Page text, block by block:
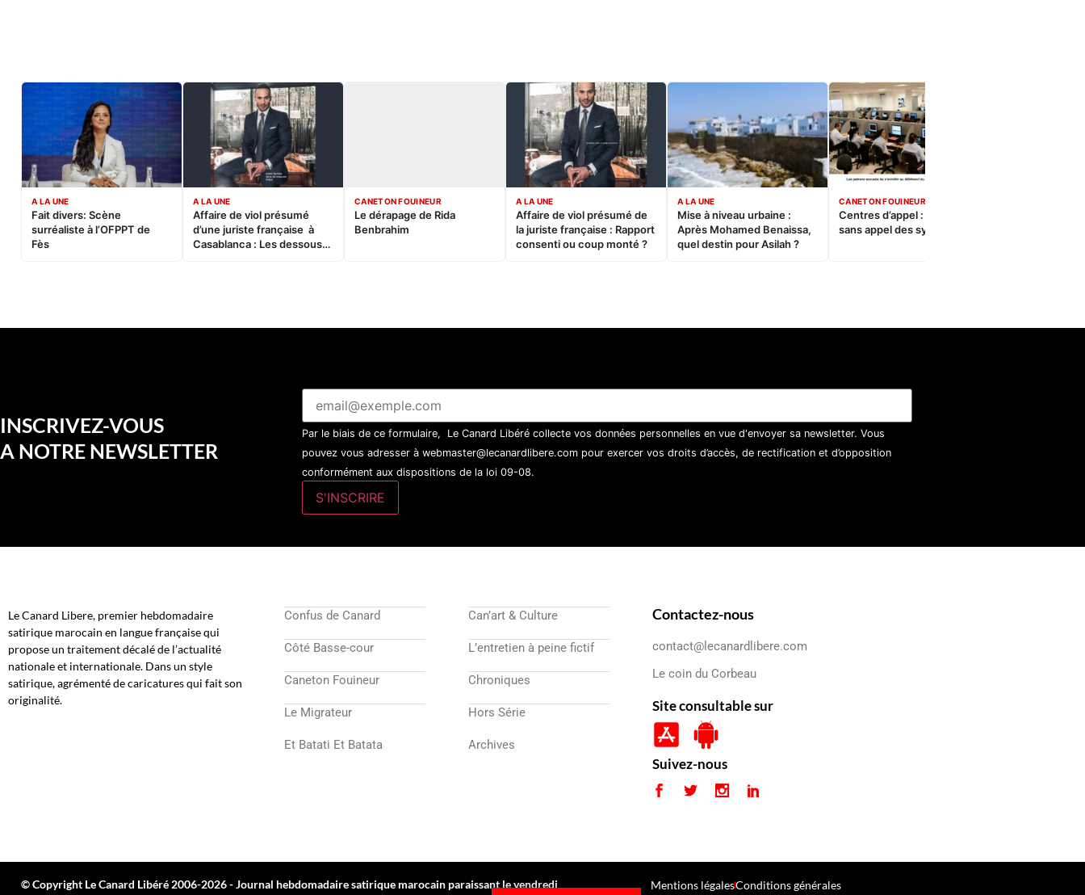
A LA UNE
Fait divers: Scène
surréaliste à l’OFPPT de
Fès
A LA UNE
Affaire de viol présumé
d’une juriste française à
Casablanca : Les dessous
CANETON FOUINEUR
Le dérapage de Rida
Benbrahim
A LA UNE
Affaire de viol présumé de
la juriste française : Rapport
consenti ou coup monté ?
A LA UNE
Mise à niveau urbaine :
Après Mohamed Benaissa,
quel destin pour Asilah ?
CANETON FOUINEUR
Centres d’appel : Le constat
sans appel des syndicats
INSCRIVEZ-VOUS
A NOTRE NEWSLETTER
Par le biais de ce formulaire, Le Canard Libéré collecte vos données personnelles en vue d'envoyer sa newsletter. Vous
pouvez vous adresser à webmaster@lecanardlibere.com pour exercer vos droits d’accès, de rectification et d’opposition
conformément aux dispositions de la loi 09-08.
Le Canard Libere, premier hebdomadaire
satirique marocain en langue française qui
propose un traitement décalé de l’actualité
nationale et internationale. Dans un style
satirique, agrémenté de caricatures qui fait son
originalité.
Confus de Canard
Côté Basse-cour
Caneton Fouineur
Le Migrateur
Et Batati Et Batata
Can’art & Culture
L’entretien à peine fictif
Chroniques
Hors Série
Archives
Contactez-nous
contact@lecanardlibere.com
Le coin du Corbeau
Site consultable sur
Suivez-nous
© Copyright Le Canard Libéré 2006-2026 - Journal hebdomadaire satirique marocain paraissant le vendredi Mentions légalesConditions générales